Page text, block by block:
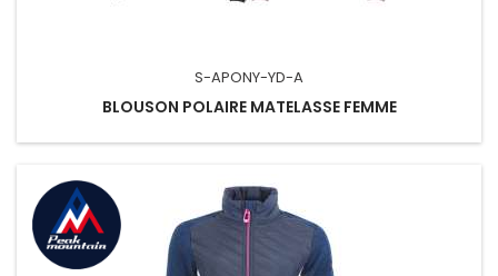
S-APONY-YD-A
BLOUSON POLAIRE MATELASSE FEMME